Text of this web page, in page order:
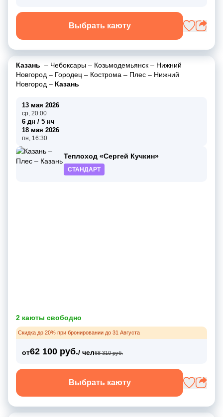
Выбрать каюту
Казань – Чебоксары – Козьмодемьянск – Нижний
Новгород – Городец – Кострома – Плес – Нижний
Новгород – Казань
13 мая 2026
ср, 20:00
6 дн / 5 нч
18 мая 2026
пн, 16:30
Теплоход «Сергей Кучкин»
СТАНДАРТ
2 каюты свободно
Скидка до 20% при бронировании до 31 Августа
от62 100 руб./ чел68 310 руб.
Выбрать каюту